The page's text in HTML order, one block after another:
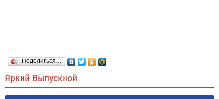
Поделиться…
Яркий Выпускной